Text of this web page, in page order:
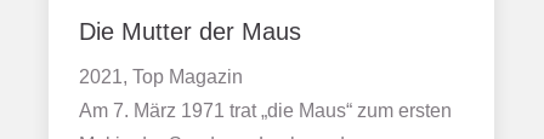
Die Mutter der Maus
2021, Top Magazin
Am 7. März 1971 trat „die Maus“ zum ersten